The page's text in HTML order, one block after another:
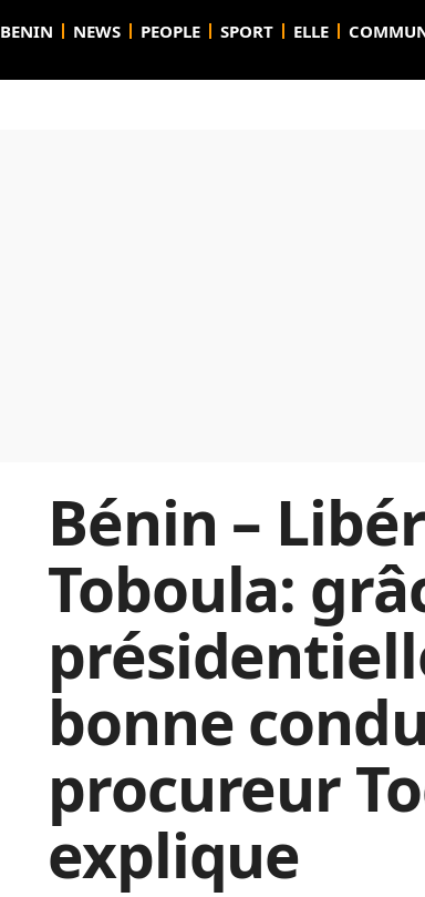
BENIN NEWS PEOPLE SPORT ELLE
Bénin –
Toboula:
bonne
procureur
explique